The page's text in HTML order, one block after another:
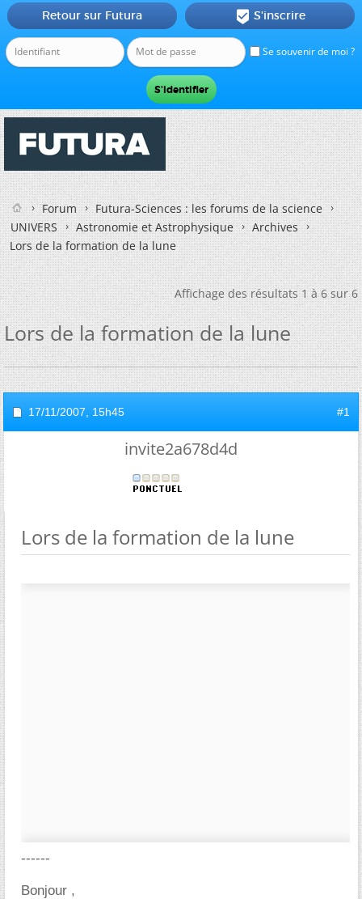
Se souvenir de moi ?
Retour sur Futura  S'inscrire
Forum
Futura-Sciences : les forums de la science
UNIVERS
Astronomie et Astrophysique
Archives
Lors de la formation de la lune
Affichage des résultats 1 à 6 sur 6
Lors de la formation de la lune
17/11/2007, 15h45 #1
invite2a678d4d
Lors de la formation de la lune
------
Bonjour ,